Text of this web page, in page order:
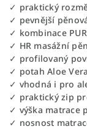
✓ praktický
✓ pevnější
✓ kombinace
✓ HR masážní
✓ profilovaný
✓ potah Aloe
✓ vhodná i pro
✓ praktický zip
✓ výška matrace
✓ nosnost